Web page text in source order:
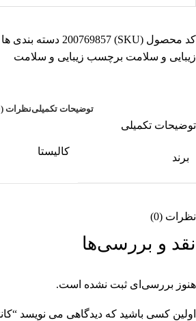
کد محصول (SKU) 200769857 دسته بندی ها
زیبایی و سلامت برچسب زیبایی و سلامت
توضیحات تکمیلینظرات (0)
توضیحات تکمیلی
برند
کالیستا
نظرات (0)
نقد و بررسی‌ها
هنوز بررسی‌ای ثبت نشده است.